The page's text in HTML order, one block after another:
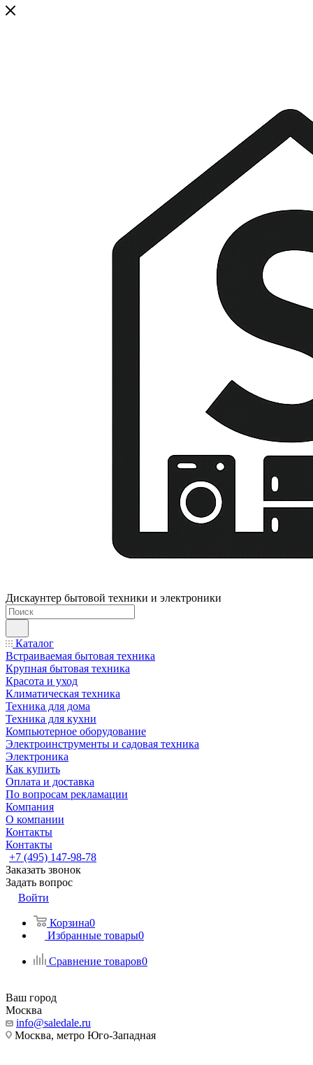
Дискаунтер бытовой техники и электроники
Каталог
Встраиваемая бытовая техника
Крупная бытовая техника
Красота и уход
Климатическая техника
Техника для дома
Техника для кухни
Компьютерное оборудование
Электроинструменты и садовая техника
Электроника
Как купить
Оплата и доставка
По вопросам рекламации
Компания
О компании
Контакты
Контакты
+7 (495) 147-98-78
Заказать звонок
Задать вопрос
Войти
Корзина0
Избранные товары0
Сравнение товаров0
Ваш город
Москва
info@saledale.ru
Москва, метро Юго-Западная